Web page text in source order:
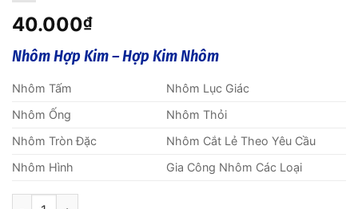
40.000₫
Nhôm Hợp Kim – Hợp Kim Nhôm
Nhôm Tấm
Nhôm Lục Giác
Nhôm Ống
Nhôm Thỏi
Nhôm Tròn Đặc
Nhôm Cắt Lẻ Theo Yêu Cầu
Nhôm Hình
Gia Công Nhôm Các Loại
Nhôm Cuộn 1.5mm quantity